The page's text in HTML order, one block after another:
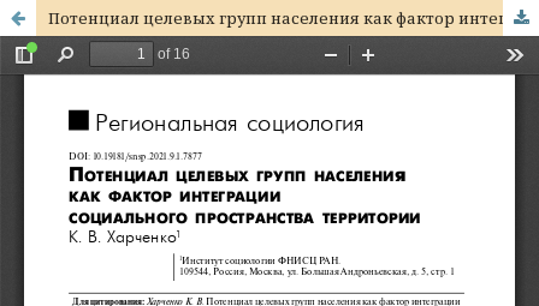
Потенциал целевых групп населения как фактор интеграции социального пространства территории